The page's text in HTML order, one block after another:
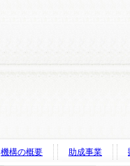
機構の概要 助成事業